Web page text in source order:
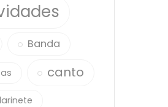
Banda
canto